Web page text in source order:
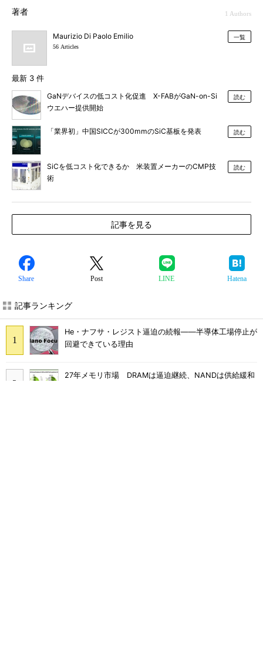
著者 1 Authors
Maurizio Di Paolo Emilio
56 Articles
一覧
最新 3 件
GaNデバイスの低コスト化促進 X-FABがGaN-on-Si
ウエハー提供開始
読む
「業界初」中国SICCが300mmのSiC基板を発表 読む
SiCを低コスト化できるか 米装置メーカーのCMP技
術
読む
記事を見る
Share Post LINE Hatena
記事ランキング
He・ナフサ・レジスト逼迫の続報――半導体工場停止が
回避できている理由
27年メモリ市場 DRAMは逼迫継続、NANDは供給緩和